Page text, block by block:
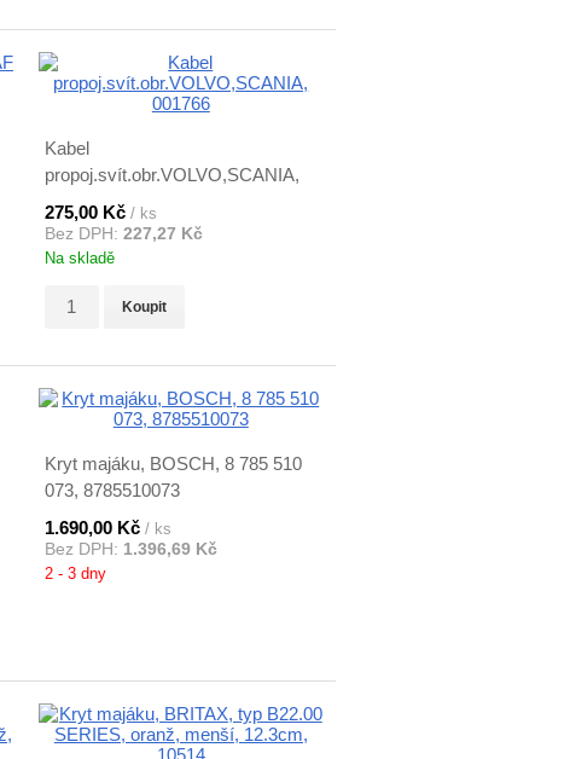
Kabel
propoj.svít.obr.VOLVO,SCANIA,
001766
275,00 Kč / ks
Bez DPH: 227,27 Kč
Na skladě
Koupit
Kryt majáku, BOSCH, 8 785 510
073, 8785510073
1.690,00 Kč / ks
Bez DPH: 1.396,69 Kč
2 - 3 dny